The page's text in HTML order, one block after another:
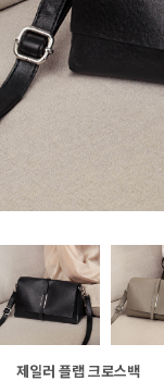
제일러 플랩 크로스백